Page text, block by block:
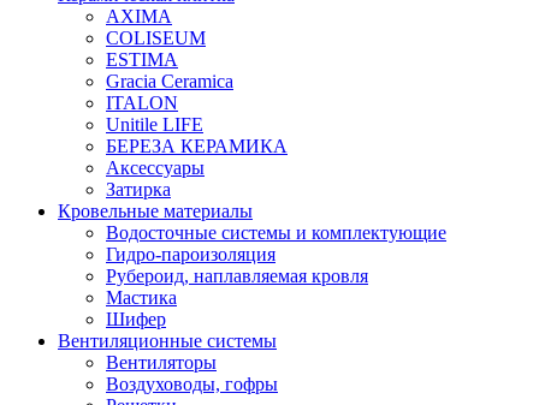
AXIMA
COLISEUM
ESTIMA
Gracia Ceramica
ITALON
Unitile LIFE
БЕРЕЗА КЕРАМИКА
Аксессуары
Затирка
Кровельные материалы
Водосточные системы и комплектующие
Гидро-пароизоляция
Рубероид, наплавляемая кровля
Мастика
Шифер
Вентиляционные системы
Вентиляторы
Воздуховоды, гофры